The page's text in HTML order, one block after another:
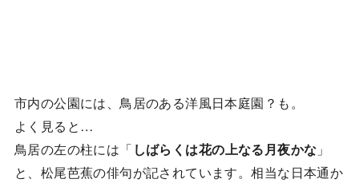
市内の公園には、鳥居のある洋風日本庭園？も。
よく見ると…
鳥居の左の柱には「 しばらくは花の上なる月夜かな 」
と、松尾芭蕉の俳句が記されています。相当な日本通か